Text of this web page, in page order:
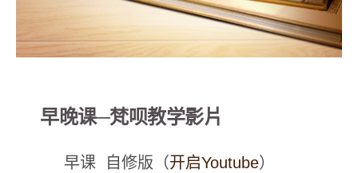
早晚课─梵呗教学影片
早课 自修版（开启Youtube）